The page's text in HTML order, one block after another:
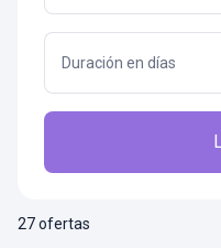
Duración en días
27 ofertas